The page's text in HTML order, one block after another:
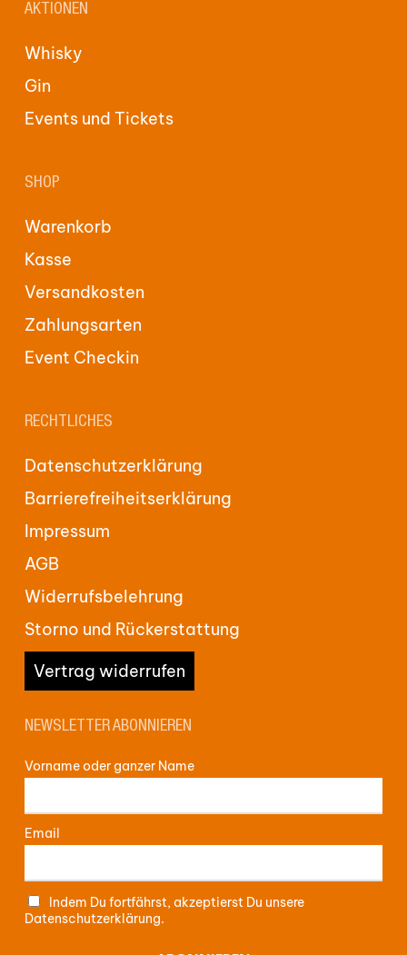
AKTIONEN
Whisky
Gin
Events und Tickets
SHOP
Warenkorb
Kasse
Versandkosten
Zahlungsarten
Event Checkin
RECHTLICHES
Datenschutzerklärung
Barrierefreiheitserklärung
Impressum
AGB
Widerrufsbelehrung
Storno und Rückerstattung
Vertrag widerrufen
NEWSLETTER ABONNIEREN
Vorname oder ganzer Name
Email
Indem Du fortfährst, akzeptierst Du unsere
Datenschutzerklärung.